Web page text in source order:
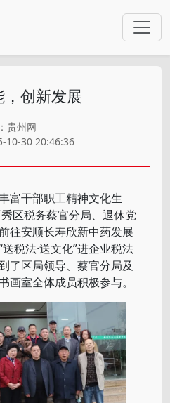
创新发展
贵州网
10-30 20:46:36
富干部职工精神文化生
区税务蔡官分局、退休党
往安顺长寿欣新中药发展
税法·送文化”进企业税法
了区局领导、蔡官分局及
画室全体成员积极参与。